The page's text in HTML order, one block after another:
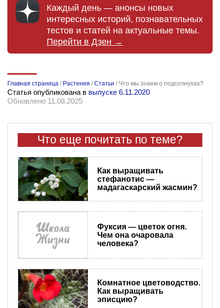
Каждый день — анонсы новых
интересных историй, познавательных
тестов и статей на актуальные темы.
Перейти в Дзен →
Главная страница / Растения /Статьи / Что мы знаем о подсолнухах?
Статья опубликована в выпуске 6.11.2020
Обновлено 11.08.2025
Что еще почитать по теме?
Как выращивать
стефанотис —
мадагаскарский жасмин?
Фуксия — цветок огня.
Чем она очаровала
человека?
Комнатное цветоводство.
Как выращивать
эписцию?